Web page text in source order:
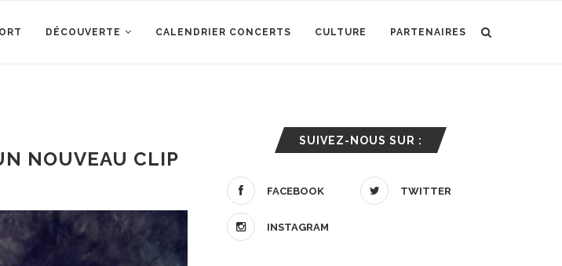
DÉCOUVERTE CALENDRIER CONCERTS CULTURE PARTENAIRES
NOUVEAU CLIP
SUIVEZ-NOUS SUR :
FACEBOOK TWITTER
INSTAGRAM